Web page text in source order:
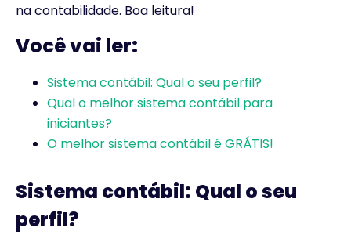
na contabilidade. Boa leitura!
Você vai ler:
Sistema contábil: Qual o seu perfil?
Qual o melhor sistema contábil para
iniciantes?
O melhor sistema contábil é GRÁTIS!
Sistema contábil: Qual o seu
perfil?